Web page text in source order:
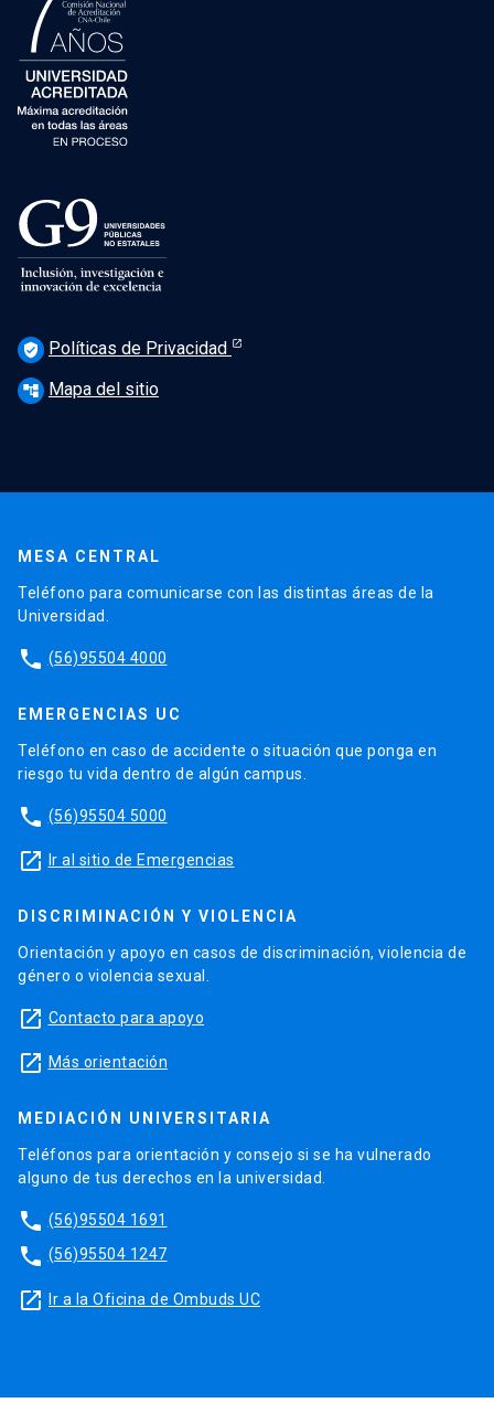
verified_user Políticas de Privacidad
account_tree Mapa del sitio
MESA CENTRAL
Teléfono para comunicarse con las distintas áreas de la
Universidad.
phone (56)95504 4000
EMERGENCIAS UC
Teléfono en caso de accidente o situación que ponga en
riesgo tu vida dentro de algún campus.
phone (56)95504 5000
launch Ir al sitio de Emergencias
DISCRIMINACIÓN Y VIOLENCIA
Orientación y apoyo en casos de discriminación, violencia de
género o violencia sexual.
launch Contacto para apoyo
launch Más orientación
MEDIACIÓN UNIVERSITARIA
Teléfonos para orientación y consejo si se ha vulnerado
alguno de tus derechos en la universidad.
phone (56)95504 1691
phone (56)95504 1247
launch Ir a la Oficina de Ombuds UC